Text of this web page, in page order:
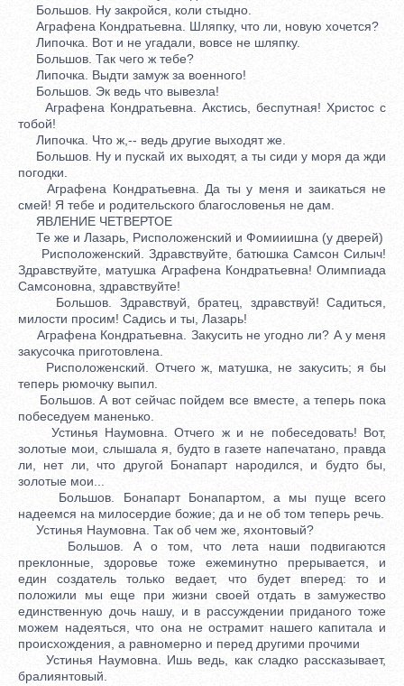
Большов. Ну закройся, коли стыдно.
Аграфена Кондратьевна. Шляпку, что ли, новую хочется?
Липочка. Вот и не угадали, вовсе не шляпку.
Большов. Так чего ж тебе?
Липочка. Выдти замуж за военного!
Большов. Эк ведь что вывезла!
Аграфена Кондратьевна. Акстись, беспутная! Христос с
тобой!
Липочка. Что ж,-- ведь другие выходят же.
Большов. Ну и пускай их выходят, а ты сиди у моря да жди
погодки.
Аграфена Кондратьевна. Да ты у меня и заикаться не
смей! Я тебе и родительского благословенья не дам.
ЯВЛЕНИЕ ЧЕТВЕРТОЕ
Те же и Лазарь, Рисположенский и Фомииишна (у дверей)
Рисположенский. Здравствуйте, батюшка Самсон Силыч!
Здравствуйте, матушка Аграфена Кондратьевна! Олимпиада
Самсоновна, здравствуйте!
Большов. Здравствуй, братец, здравствуй! Садиться,
милости просим! Садись и ты, Лазарь!
Аграфена Кондратьевна. Закусить не угодно ли? А у меня
закусочка приготовлена.
Рисположенский. Отчего ж, матушка, не закусить; я бы
теперь рюмочку выпил.
Большов. А вот сейчас пойдем все вместе, а теперь пока
побеседуем маненько.
Устинья Наумовна. Отчего ж и не побеседовать! Вот,
золотые мои, слышала я, будто в газете напечатано, правда
ли, нет ли, что другой Бонапарт народился, и будто бы,
золотые мои...
Большов. Бонапарт Бонапартом, а мы пуще всего
надеемся на милосердие божие; да и не об том теперь речь.
Устинья Наумовна. Так об чем же, яхонтовый?
Большов. А о том, что лета наши подвигаются
преклонные, здоровье тоже ежеминутно прерывается, и
един создатель только ведает, что будет вперед: то и
положили мы еще при жизни своей отдать в замужество
единственную дочь нашу, и в рассуждении приданого тоже
можем надеяться, что она не острамит нашего капитала и
происхождения, а равномерно и перед другими прочими
Устинья Наумовна. Ишь ведь, как сладко рассказывает,
бралиянтовый.